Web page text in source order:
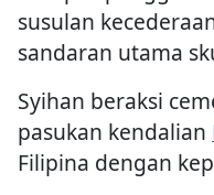
susulan
sandaran utama
Syihan beraksi
pasukan kendalian
Filipina dengan